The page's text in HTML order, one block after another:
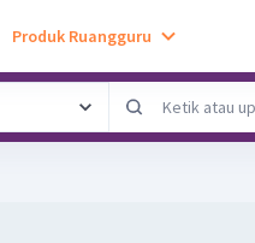
Produk Ruangguru